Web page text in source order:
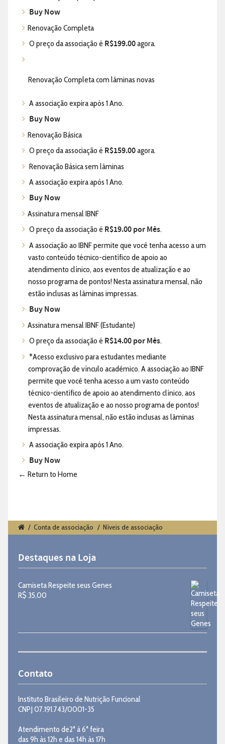
Buy Now
Renovação Completa
O preço da associação é R$199.00agora.
Renovação Completa com lâminas novas
A associação expira após 1 Ano.
Buy Now
Renovação Básica
O preço da associação é R$159.00agora.
Renovação Básica sem lâminas
A associação expira após 1 Ano.
Buy Now
Assinatura mensal IBNF
O preço da associação é R$19.00 por Mês.
A associação ao IBNF permite que você tenha acesso a um
vasto conteúdo técnico-científico de apoio ao
atendimento clínico, aos eventos de atualização e ao
nosso programa de pontos! Nesta assinatura mensal, não
estão inclusas as lâminas impressas.
Buy Now
Assinatura mensal IBNF (Estudante)
O preço da associação é R$14.00 por Mês.
*Acesso exclusivo para estudantes mediante
comprovação de vínculo acadêmico. A associação ao IBNF
permite que você tenha acesso a um vasto conteúdo
técnico-científico de apoio ao atendimento clínico, aos
eventos de atualização e ao nosso programa de pontos!
Nesta assinatura mensal, não estão inclusas as lâminas
impressas.
A associação expira após 1 Ano.
Buy Now
← Return to Home
/ Conta de associação / Níveis de associação
Destaques na Loja
Camiseta Respeite seus Genes
R$ 35,00
Contato
Instituto Brasileiro de Nutrição Funcional
CNPJ 07.191.743/0001-35
Atendimento de2ª à 6ª feira
das 9h às 12h e das 14h às 17h